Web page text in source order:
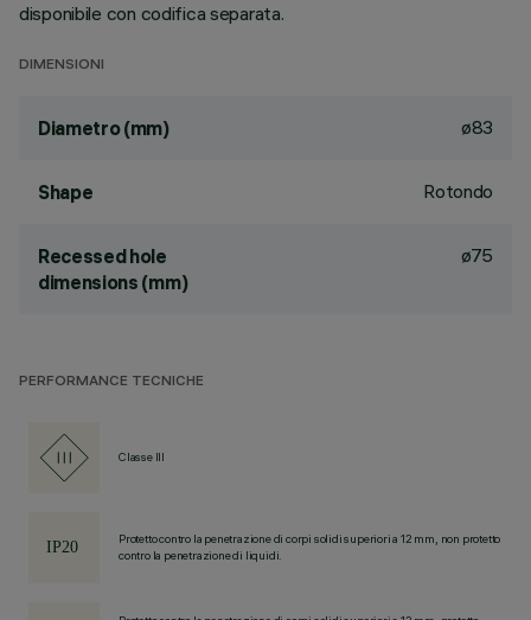
disponibile con codifica separata.
DIMENSIONI
Diametro (mm) ø83
Shape Rotondo
Recessed hole
dimensions (mm)
ø75
PERFORMANCE TECNICHE
Classe III
Protetto contro la penetrazione di corpi solidi superiori a 12 mm, non protetto
contro la penetrazione di liquidi.